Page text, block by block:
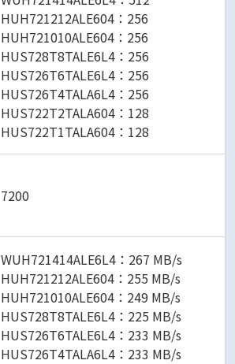
HUH721212ALE604：256
HUH721010ALE604：256
HUS728T8TALE6L4：256
HUS726T6TALE6L4：256
HUS726T4TALA6L4：256
HUS722T2TALA604：128
HUS722T1TALA604：128
7200
WUH721414ALE6L4：267 MB/s
HUH721212ALE604：255 MB/s
HUH721010ALE604：249 MB/s
HUS728T8TALE6L4：225 MB/s
HUS726T6TALE6L4：233 MB/s
HUS726T4TALA6L4：233 MB/s